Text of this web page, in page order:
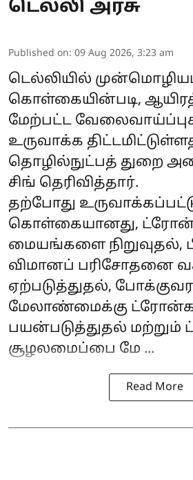
டெல்லி அரசு
Published on: 09 Aug 2026, 3:23 am
டெல்லியில்
கொள்கையின்படி,
மேற்பட்ட
உருவாக்க
தொழில்நுட்பத் துறை
சிங் தெரிவித்தார்.
தற்போது
கொள்கையானது, ட்ரோன்
மையங்களை நிறுவுதல்,
விமானப் பரிசோதனை
ஏற்படுத்துதல்,
மேலாண்மைக்கு
பயன்படுத்துதல் மற்றும்
சூழலமைப்பை மே ...
Read More